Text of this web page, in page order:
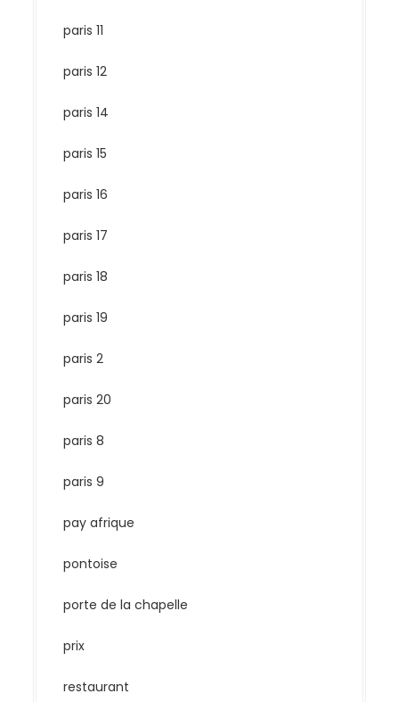
paris 11
paris 12
paris 14
paris 15
paris 16
paris 17
paris 18
paris 19
paris 2
paris 20
paris 8
paris 9
pay afrique
pontoise
porte de la chapelle
prix
restaurant